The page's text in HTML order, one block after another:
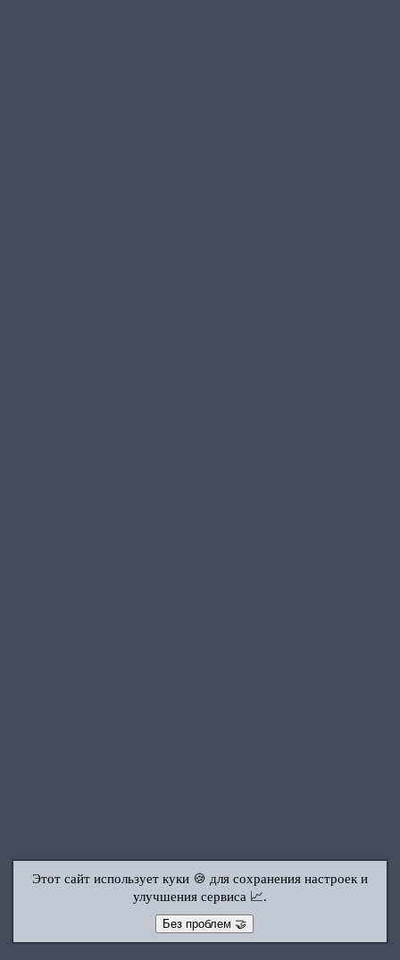
Этот сайт использует куки 🍪 для сохранения настроек и
улучшения сервиса 📈.
Без проблем 🤝